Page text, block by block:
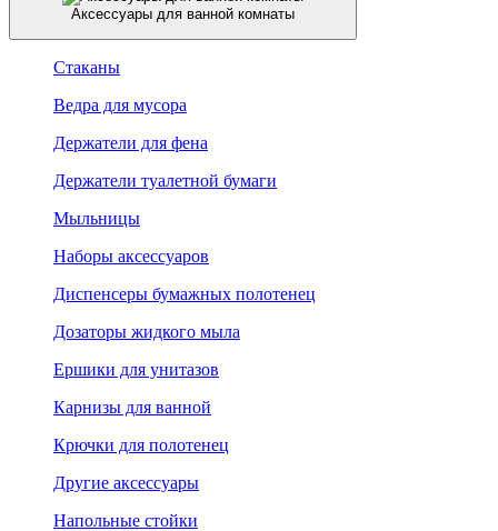
Аксессуары для ванной комнаты
Стаканы
Ведра для мусора
Держатели для фена
Держатели туалетной бумаги
Мыльницы
Наборы аксессуаров
Диспенсеры бумажных полотенец
Дозаторы жидкого мыла
Ершики для унитазов
Карнизы для ванной
Крючки для полотенец
Другие аксессуары
Напольные стойки